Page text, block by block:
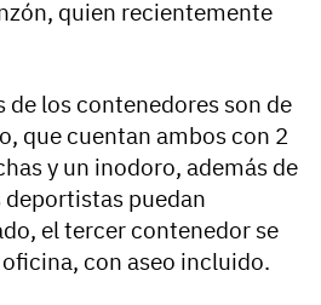
quien recientemente
de los contenedores son de
que cuentan ambos con 2
y un inodoro, además de
deportistas puedan
el tercer contenedor se
con aseo incluido.